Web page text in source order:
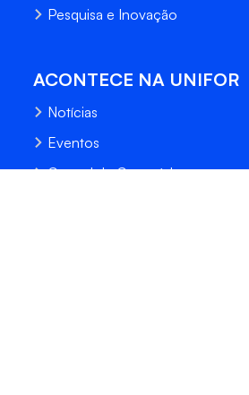
Pesquisa e Inovação
ACONTECE NA UNIFOR
Notícias
Eventos
Central de Conteúdo